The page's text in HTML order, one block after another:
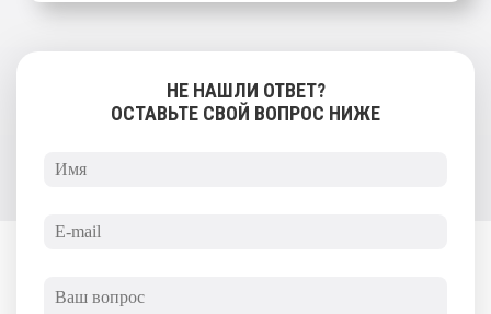
НЕ НАШЛИ ОТВЕТ?
ОСТАВЬТЕ СВОЙ ВОПРОС НИЖЕ